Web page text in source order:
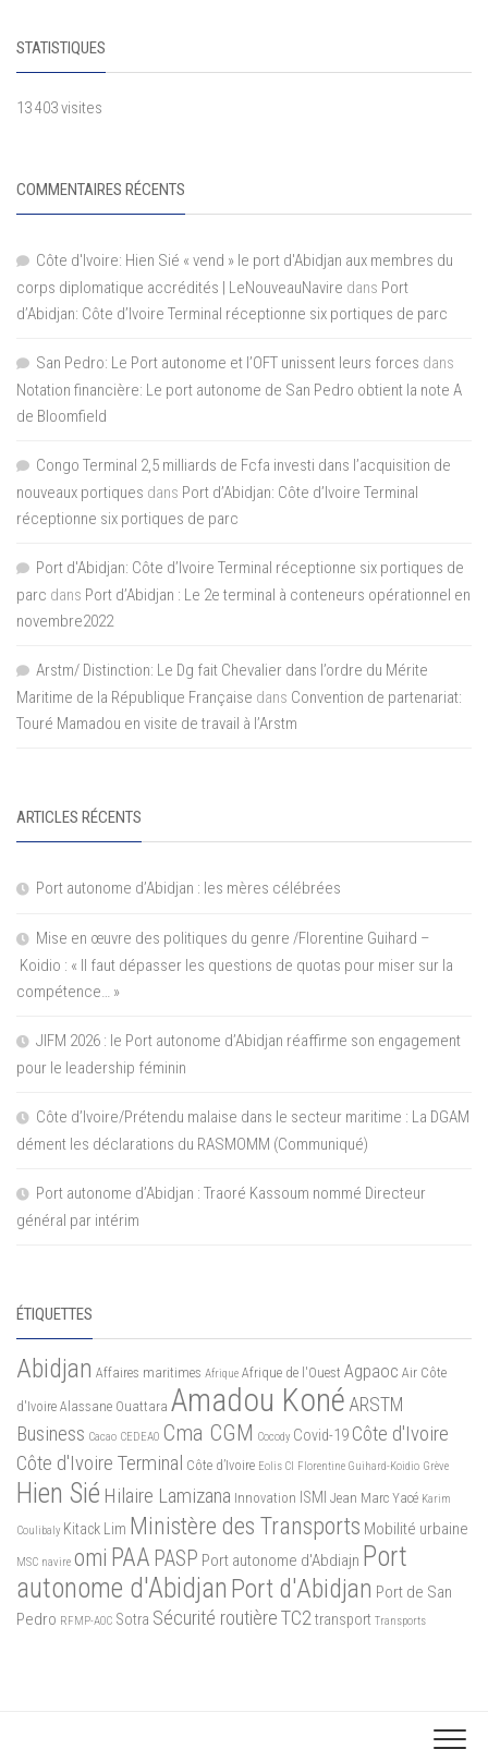
STATISTIQUES
13 403 visites
COMMENTAIRES RÉCENTS
Côte d'Ivoire: Hien Sié « vend » le port d'Abidjan aux membres du
corps diplomatique accrédités | LeNouveauNavire dans Port
d’Abidjan: Côte d’Ivoire Terminal réceptionne six portiques de parc
San Pedro: Le Port autonome et l’OFT unissent leurs forces dans
Notation financière: Le port autonome de San Pedro obtient la note A
de Bloomfield
Congo Terminal 2,5 milliards de Fcfa investi dans l’acquisition de
nouveaux portiques dans Port d’Abidjan: Côte d’Ivoire Terminal
réceptionne six portiques de parc
Port d'Abidjan: Côte d’Ivoire Terminal réceptionne six portiques de
parc dans Port d’Abidjan : Le 2e terminal à conteneurs opérationnel en
novembre2022
Arstm/ Distinction: Le Dg fait Chevalier dans l’ordre du Mérite
Maritime de la République Française dans Convention de partenariat:
Touré Mamadou en visite de travail à l’Arstm
ARTICLES RÉCENTS
Port autonome d’Abidjan : les mères célébrées
Mise en œuvre des politiques du genre /Florentine Guihard –
Koidio : « Il faut dépasser les questions de quotas pour miser sur la
compétence… »
JIFM 2026 : le Port autonome d’Abidjan réaffirme son engagement
pour le leadership féminin
Côte d’Ivoire/Prétendu malaise dans le secteur maritime : La DGAM
dément les déclarations du RASMOMM (Communiqué)
Port autonome d’Abidjan : Traoré Kassoum nommé Directeur
général par intérim
ÉTIQUETTES
Abidjan Affaires maritimes Afrique Afrique de l'Ouest Agpaoc Air Côte
d'Ivoire Alassane Ouattara Amadou Koné ARSTM
Business Cacao CEDEAO Cma CGM Cocody Covid-19 Côte d'Ivoire
Côte d'Ivoire Terminal Côte d’Ivoire Eolis CI Florentine Guihard-Koidio Grève
Hien Sié Hilaire Lamizana Innovation ISMI Jean Marc Yacé Karim
Coulibaly Kitack Lim Ministère des Transports Mobilité urbaine
MSC navire omi PAA PASP Port autonome d'Abdiajn Port
autonome d'Abidjan Port d'Abidjan Port de San
Pedro RFMP-AOC Sotra Sécurité routièreTC2transport Transports